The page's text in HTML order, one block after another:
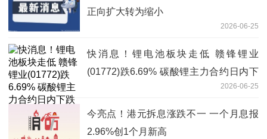
正向扩大转为缩小
2026-06-25
快消息！锂电池板块走低 赣锋锂业
(01772)跌6.69% 碳酸锂主力合约日内下
2026-06-25
今亮点！港元拆息涨跌不一 一个月息报
2.96%创1个月新高